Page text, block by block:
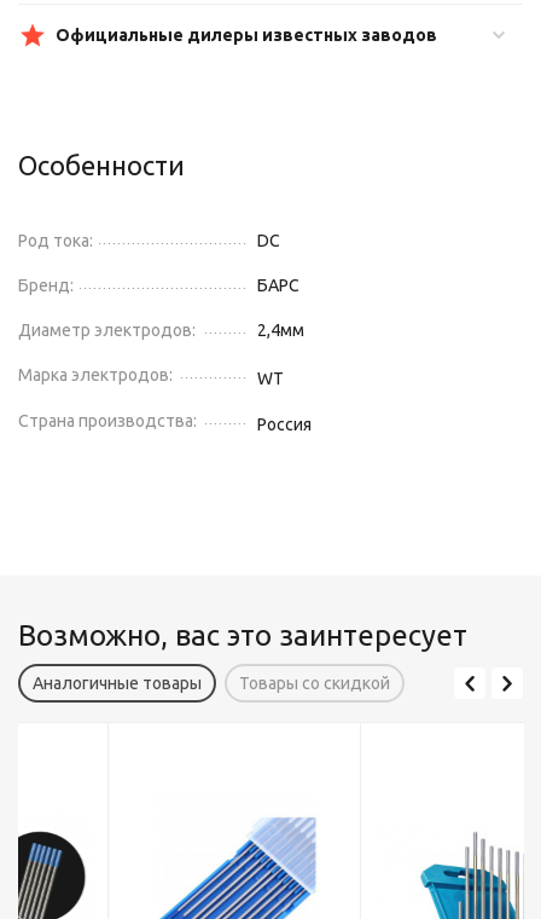
Официальные дилеры известных заводов
Особенности
Род тока: DC
Бренд: БАРС
Диаметр электродов: 2,4мм
Марка электродов: WT
Страна производства: Россия
Возможно, вас это заинтересует
Аналогичные товары Товары со скидкой